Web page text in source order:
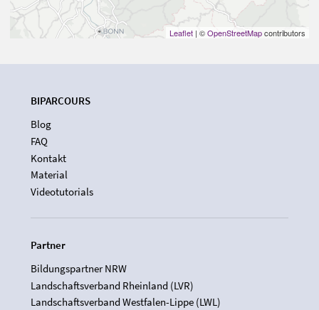
Leaflet | ©OpenStreetMapcontributors
BIPARCOURS
Blog
FAQ
Kontakt
Material
Videotutorials
Partner
Bildungspartner NRW
Landschaftsverband Rheinland (LVR)
Landschaftsverband Westfalen-Lippe (LWL)